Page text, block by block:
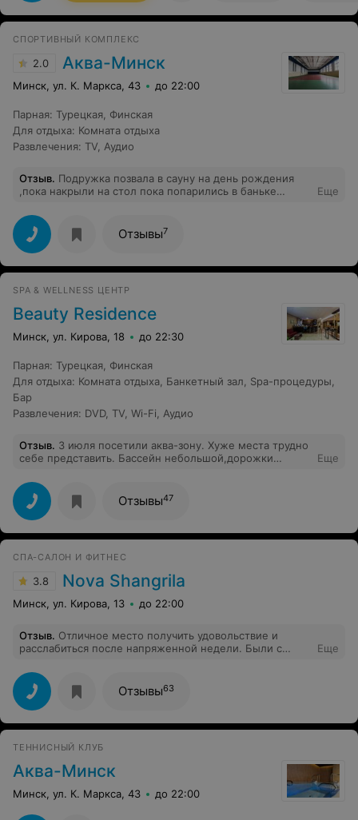
СПОРТИВНЫЙ КОМПЛЕКС
2.0 Аква-Минск
Минск, ул. К. Маркса, 43 до 22:00
Парная: Турецкая, Финская
Для отдыха: Комната отдыха
Развлечения: TV, Аудио
Отзыв. Подружка позвала в сауну на день рождения
,пока накрыли на стол пока попарились в баньке
крошки и плавающие малосольные огурцы, когда
позвали администратора она начала намекать,что мы
их подкинули и говорить, что ни при чем ,в замен
предложила в следующий раз дать на 2 часа больше .
Чтобы не портить праздник все таки мы решили
телефону администратор сказала ,что она ничего не
решает и руководство отказало нам.
Еще
Отзывы7
SPA & WELLNESS ЦЕНТР
Beauty Residence
Минск, ул. Кирова, 18 до 22:30
Парная: Турецкая, Финская
Для отдыха: Комната отдыха, Банкетный зал, Spa-процедуры,
Бар
Развлечения: DVD, TV, Wi-Fi, Аудио
Отзыв. 3 июля посетили аква-зону. Хуже места трудно
себе представить. Бассейн небольшой,дорожки
расплыться! Ни халата,ни тапок,ни полотенец-ничего
не выдают! Сауна мизерных размеров и большие
вопросы с температурой! За всё Вы отдадите 28
р,времени 2 часа 30 минут и это с учётом всех ваших
переодеваний и принятия душа! За каждые 5 минут
из трёх фенов работало только два. Итог:своих денег
не стоит. Не рекомендую.
Еще
Отзывы47
СПА-САЛОН И ФИТНЕС
3.8 Nova Shangrila
Минск, ул. Кирова, 13 до 22:00
Отзыв. Отличное место получить удовольствие и
расслабиться после напряженной недели. Были с
бассейн и джакузи, после сауны то, что надо.
Рекомендую однозначно
Еще
Отзывы63
ТЕННИСНЫЙ КЛУБ
Аква-Минск
Минск, ул. К. Маркса, 43 до 22:00